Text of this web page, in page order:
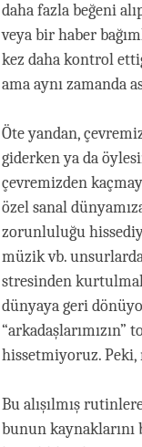
daha fazla beğeni
veya bir haber
kez daha kontrol
ama aynı zamanda
Öte yandan,
giderken ya da
çevremizden
özel sanal
zorunluluğu
müzik vb.
stresinden
dünyaya geri
hissetmiyoruz.
Bu alışılmış
bunun